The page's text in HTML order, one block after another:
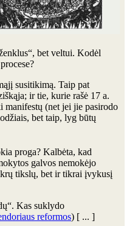
bet veltui. Kodėl
susitikimą. Taip pat
ir tie, kurie rašė 17 a.
manifestų (net jei jie pasirodo
bet taip, lyg būtų
proga? Kalbėta, kad
galvos nemokėjo
tikslų, bet ir tikrai įvykusį
Kas suklydo
reformos) [ ... ]